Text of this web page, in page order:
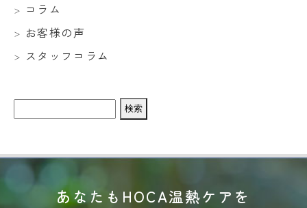
コラム
お客様の声
スタッフコラム
検
索:
あなたもHOCA温熱ケアを